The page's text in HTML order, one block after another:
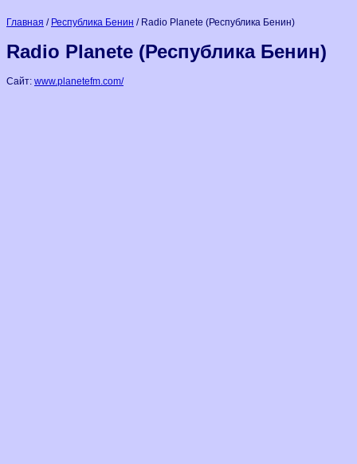
Главная / Республика Бенин / Radio Planete (Республика Бенин)
Radio Planete (Республика Бенин)
Сайт: www.planetefm.com/